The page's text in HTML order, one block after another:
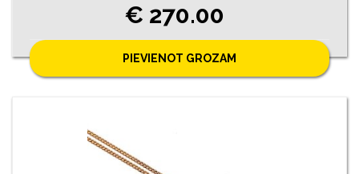
€ 270.00
PIEVIENOT GROZAM